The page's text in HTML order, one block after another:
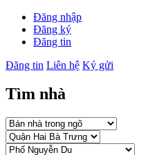
Đăng nhập
Đăng ký
Đăng tin
Đăng tin Liên hệ Ký gửi
Tìm nhà